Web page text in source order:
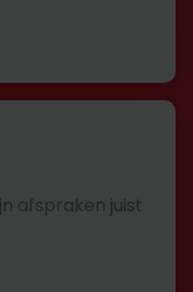
afspraken juist